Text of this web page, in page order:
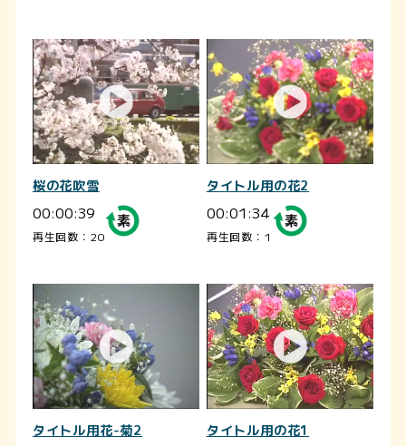
桜の花吹雪
00:00:39
再生回数：20
タイトル用の花2
00:01:34
再生回数：1
タイトル用花-菊2 タイトル用の花1